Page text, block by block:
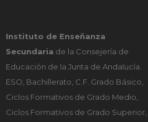
Instituto de Enseñanza
Secundaria de la Consejería de
Educación de la Junta de Andalucía.
ESO, Bachillerato, C.F. Grado Básico,
Ciclos Formativos de Grado Medio,
Ciclos Formativos de Grado Superior,